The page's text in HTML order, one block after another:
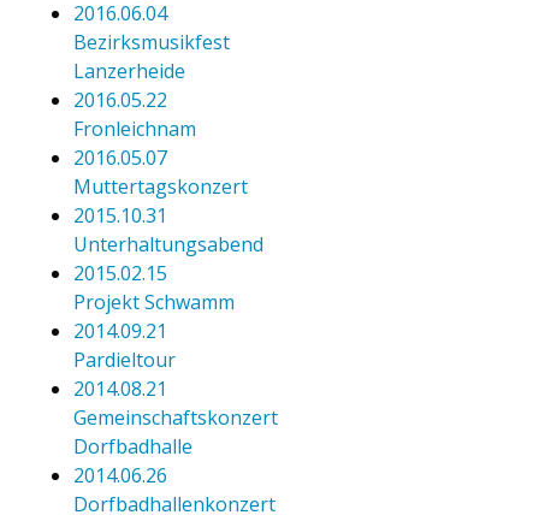
2016.06.04
Bezirksmusikfest
Lanzerheide
2016.05.22
Fronleichnam
2016.05.07
Muttertagskonzert
2015.10.31
Unterhaltungsabend
2015.02.15
Projekt Schwamm
2014.09.21
Pardieltour
2014.08.21
Gemeinschaftskonzert
Dorfbadhalle
2014.06.26
Dorfbadhallenkonzert